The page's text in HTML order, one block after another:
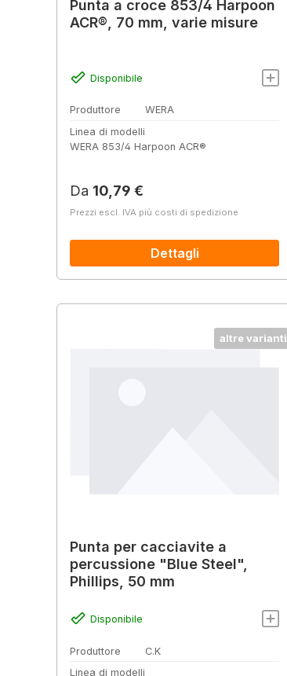
Punta a croce 853/4 Harpoon
ACR®, 70 mm, varie misure
Disponibile
Produttore
WERA
Linea di modelli
WERA 853/4 Harpoon ACR®
Prezzo normale:
Da 10,79 €
Prezzi escl. IVA più costi di spedizione
Dettagli
altre varianti
Punta per cacciavite a
percussione "Blue Steel",
Phillips, 50 mm
Disponibile
Produttore
C.K
Linea di modelli